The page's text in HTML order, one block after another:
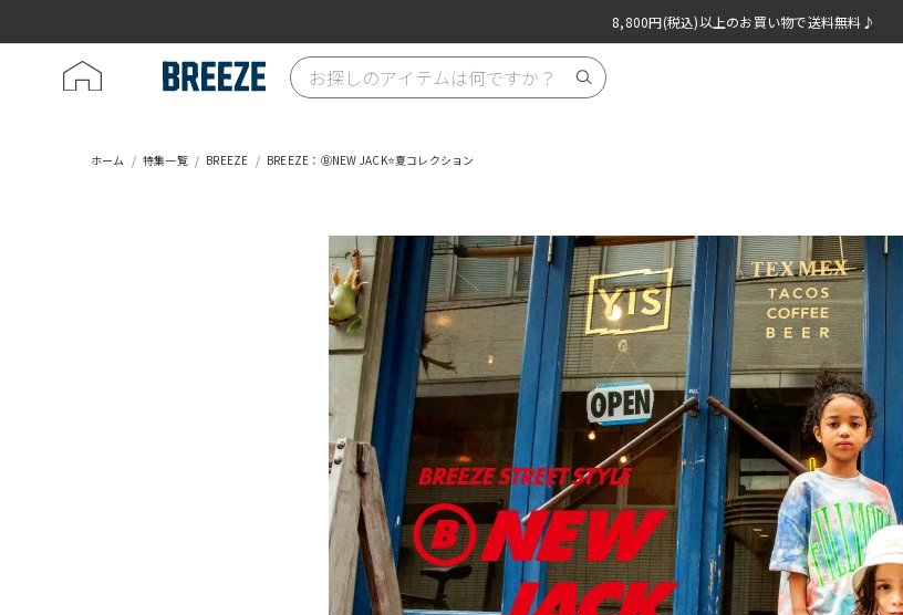
8,800円(税込)以上のお買い物で送料無料♪
ほぼ全品半額！！8/12(水)お昼12:59まで！！
8,800円(税込)以上のお買い物で送料無料♪
ほぼ全品半額！！8/12(水)お昼12:59まで！！
ホーム 特集一覧 BREEZE BREEZE：ⒷNEW JACK⭐夏コレクション